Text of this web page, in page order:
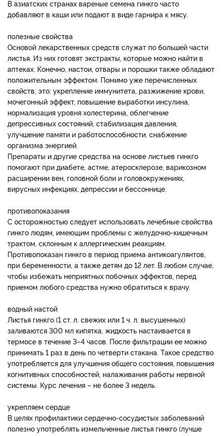
В азиатских странах вареные семена гинкго часто
добавляют в каши или подают в виде гарнира к мясу.
полезные свойства
Основой лекарственных средств служат по большей части
листья. Из них готовят экстракты, которые можно найти в
аптеках. Конечно, настои, отвары и порошки также обладают
положительным эффектом. Помимо уже перечисленных
свойств, это: укрепление иммунитета, разжижение крови,
мочегонный эффект, повышение выработки инсулина,
нормализация уровня холестерина, облегчение
депрессивных состояний, стабилизация давления,
улучшение памяти и работоспособности, снабжение
организма энергией.
Препараты и другие средства на основе листьев гинкго
помогают при диабете, астме, атеросклерозе, варикозном
расширении вен, головной боли и головокружениях,
вирусных инфекциях, депрессии и бессоннице.
противопоказания
С осторожностью следует использовать лечебные свойства
гинкго людям, имеющим проблемы с желудочно-кишечным
трактом, склонным к аллергическим реакциям.
Противопоказан гинкго в период приема антикоагулянтов,
при беременности, а также детям до 12 лет. В любом случае,
чтобы избежать неприятных побочных эффектов, перед
приемом любого средства нужно обратиться к врачу.
водный настой
Листья гинкго (1 ст. л. свежих или 1 ч. л. высушенных)
заливаются 300 мл кипятка, жидкость настаивается в
термосе в течение 3–4 часов. После фильтрации ее можно
принимать 1 раз в день по четверти стакана. Такое средство
употребляется для улучшения общего состояния, повышения
когнитивных способностей, налаживания работы нервной
системы. Курс лечения – не более 3 недель.
укрепляем сердце
В целях профилактики сердечно-сосудистых заболеваний
полезно употреблять измельченные листья гинкго (лучше